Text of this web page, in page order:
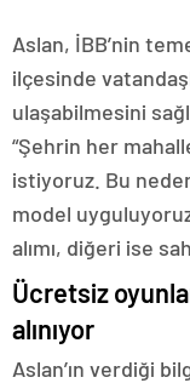
Aslan, İBB’nin
ilçesinde
ulaşabilmesini
“Şehrin her
istiyoruz. Bu
model
alımı, diğeri ise
Ücretsiz
alınıyor
Aslan’ın verdiği